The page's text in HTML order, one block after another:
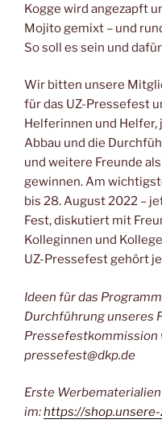
Kogge wird angezapft
Mojito gemixt – und
So soll es sein und
Wir bitten unsere
für das UZ-Pressefest
Helferinnen und
Abbau und die
und weitere Freunde
gewinnen. Am
bis 28. August 2022 –
Fest, diskutiert mit
Kolleginnen und
UZ-Pressefest gehört
Ideen für das
Durchführung unseres
Pressefestkommission
pressefest@dkp.de
Erste
im:https://